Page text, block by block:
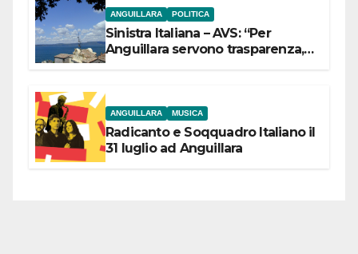
ANGUILLARA POLITICA
Sinistra Italiana – AVS: “Per
Anguillara servono trasparenza,
ANGUILLARA MUSICA
Radicanto e Soqquadro Italiano il
31 luglio ad Anguillara